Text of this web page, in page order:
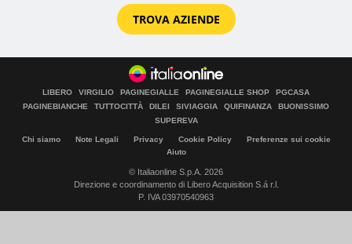
TROVA AZIENDE
LIBERO VIRGILIO PAGINEGIALLE PAGINEGIALLE SHOP
PGCASA
PAGINEBIANCHE
TUTTOCITTÀ DILEI SIVIAGGIA QUIFINANZA
BUONISSIMO
SUPEREVA
Chi siamo Note Legali Privacy Cookie Policy
Preferenze sui cookie
Aiuto
© Italiaonline S.p.A. 2026
Direzione e coordinamento di Libero Acquisition S.á r.l.
P. IVA 03970540963